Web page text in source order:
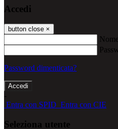
Accedi
button close ×
Password dimenticata?
-
Entra con SPID Entra con CIE
Seleziona utente